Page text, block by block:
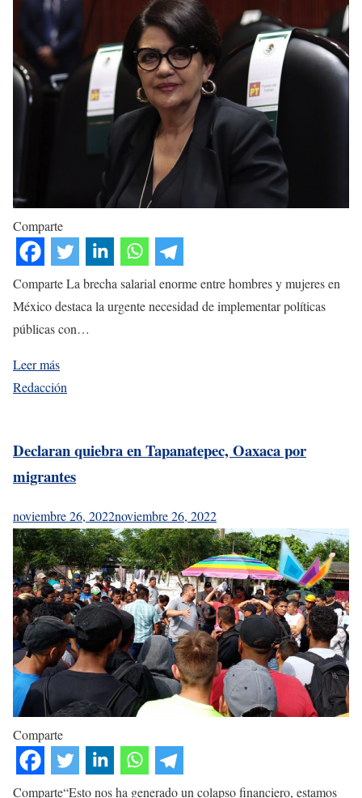
Comparte
Comparte La brecha salarial enorme entre hombres y mujeres en
México destaca la urgente necesidad de implementar políticas
públicas con…
Leer más
Redacción
Declaran quiebra en Tapanatepec, Oaxaca por
migrantes
noviembre 26, 2022noviembre 26, 2022
Comparte
Comparte“Esto nos ha generado un colapso financiero, estamos